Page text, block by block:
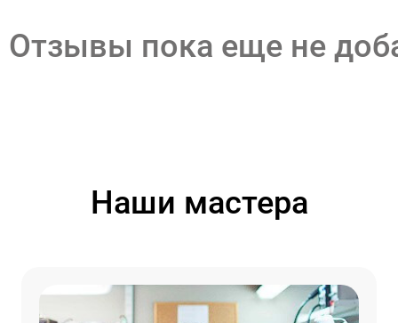
Отзывы пока еще не
Наши мастера